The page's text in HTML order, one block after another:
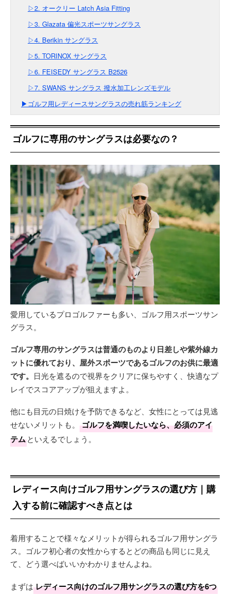
▷2. オークリー Latch Asia Fitting
▷3. Glazata 偏光スポーツサングラス
▷4. Berikin サングラス
▷5. TORINOX サングラス
▷6. FEISEDY サングラス B2526
▷7. SWANS サングラス 撥水加工レンズモデル
▶ゴルフ用レディースサングラスの売れ筋ランキング
ゴルフに専用のサングラスは必要なの？
愛用しているプロゴルファーも多い、ゴルフ用スポーツサン
グラス。
ゴルフ専用のサングラスは普通のものより日差しや紫外線カ
ットに優れており、屋外スポーツであるゴルフのお供に最適
です。 日光を遮るので視界をクリアに保ちやすく、快適なプ
レイでスコアアップが狙えますよ。
他にも目元の日焼けを予防できるなど、女性にとっては見逃
せないメリットも。
ゴルフを満喫したいなら、必須のアイ
テムといえるでしょう。
レディース向けゴルフ用サングラスの選び方｜購
入する前に確認すべき点とは
着用することで様々なメリットが得られるゴルフ用サングラ
ス。ゴルフ初心者の女性からするとどの商品も同じに見え
て、どう選べばいいかわかりませんよね。
まずは レディース向けのゴルフ用サングラスの選び方を6つ